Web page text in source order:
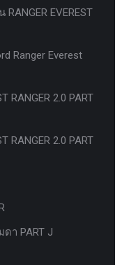
EVEREST
Ranger Everest
RANGER 2.0 PART
RANGER 2.0 PART
า PART J